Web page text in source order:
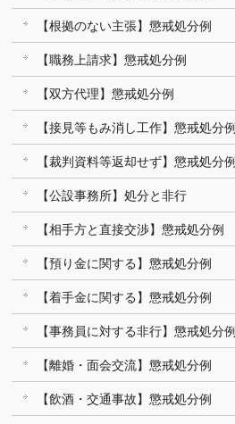
【根拠のない主張】懲戒処分例
【職務上請求】懲戒処分例
【双方代理】懲戒処分例
【接見等もみ消し工作】懲戒処分例
【裁判資料等返却せず】懲戒処分例
【公設事務所】処分と非行
【相手方と直接交渉】懲戒処分例
【預り金に関する】懲戒処分例
【着手金に関する】懲戒処分例
【事務員に対する非行】懲戒処分例
【離婚・面会交流】懲戒処分例
【飲酒・交通事故】懲戒処分例